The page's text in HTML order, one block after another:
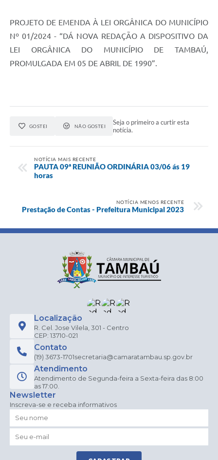
PROJETO DE EMENDA À LEI ORGÂNICA DO MUNICÍPIO
Nº 01/2024 - “DÁ NOVA REDAÇÃO A DISPOSITIVO DA
LEI ORGÂNICA DO MUNICÍPIO DE TAMBAÚ,
PROMULGADA EM 05 DE ABRIL DE 1990”.
GOSTEI NÃO GOSTEI
Seja o primeiro a curtir esta
notícia.
NOTÍCIA MAIS RECENTE
PAUTA 09ª REUNIÃO ORDINÁRIA 03/06 ás 19
horas
NOTÍCIA MENOS RECENTE
Prestação de Contas - Prefeitura Municipal 2023
Localização
R. Cel. Jose Vilela, 301 - Centro
CEP: 13710-021
Contato
(19) 3673-1701secretaria@camaratambau.sp.gov.br
Atendimento
Atendimento de Segunda-feira a Sexta-feira das 8:00
as 17:00.
Newsletter
Inscreva-se e receba informativos